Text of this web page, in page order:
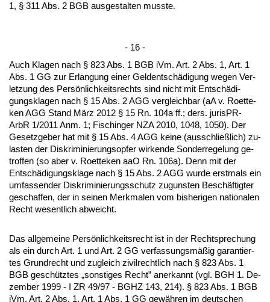
1, § 311 Abs. 2 BGB aus­ge­stal­ten muss­te.
- 16 -
Auch Kla­gen nach § 823 Abs. 1 BGB iVm. Art. 2 Abs. 1, Art. 1
Abs. 1 GG zur Er­lan­gung ei­ner Gel­dentschädi­gung we­gen Ver­
let­zung des Persönlich­keits­rechts sind nicht mit Entschädi­
gungs­kla­gen nach § 15 Abs. 2 AGG ver­gleich­bar (aA v. Ro­et­te­
ken AGG Stand März 2012 § 15 Rn. 104a ff.; ders. ju­ris­PR-
ArbR 1/2011 Anm. 1; Fi­schin­ger NZA 2010, 1048, 1050). Der
Ge­setz­ge­ber hat mit § 15 Abs. 4 AGG kei­ne (aus­sch­ließlich) zu­
las­ten der Dis­kri­mi­nie­rungs­op­fer wir­ken­de Son­der­re­ge­lung ge­
trof­fen (so aber v. Ro­et­te­ken aaO Rn. 106a). Denn mit der
Entschädi­gungs­kla­ge nach § 15 Abs. 2 AGG wur­de erst­mals ein
um­fas­sen­der Dis­kri­mi­nie­rungs­schutz zu­guns­ten Beschäftig­ter
ge­schaf­fen, der in sei­nen Merk­ma­len vom bis­he­ri­gen na­tio­na­len
Recht we­sent­lich ab­weicht.
Das all­ge­mei­ne Persönlich­keits­recht ist in der Recht­spre­chung
als ein durch Art. 1 und Art. 2 GG ver­fas­sungsmäßig ga­ran­tier­
tes Grund­recht und zu­gleich zi­vil­recht­lich nach § 823 Abs. 1
BGB geschütz­tes „sons­ti­ges Recht” an­er­kannt (vgl. BGH 1. De­
zem­ber 1999 - I ZR 49/97 - BGHZ 143, 214). § 823 Abs. 1 BGB
iVm. Art. 2 Abs. 1, Art. 1 Abs. 1 GG gewähren im deut­schen